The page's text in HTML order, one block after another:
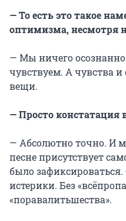
— То есть это такое
оптимизма, несмотря
— Мы ничего
чувствуем. А чувства
вещи.
— Просто констатация
— Абсолютно точно. И
песне присутствует
было зафиксироваться.
истерики. Без
«поравалитьшества».